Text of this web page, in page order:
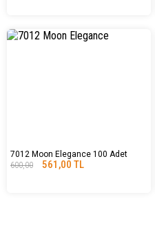
7012 Moon Elegance 100 Adet
600,00
561,00 TL